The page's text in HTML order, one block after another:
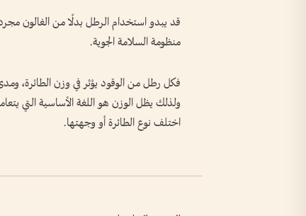
قد يبدو استخدام الرطل بدلًا من الغالون
منظومة السلامة الجوية.
فكل رطل من الوقود يؤثر في وزن الطائرة، ومدى
ولذلك يظل الوزن هو اللغة الأساسية التي
اختلف نوع الطائرة أو وجهتها.